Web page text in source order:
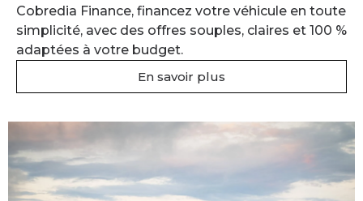
Cobredia Finance, financez votre véhicule en toute
simplicité, avec des offres souples, claires et 100 %
adaptées à votre budget.
En savoir plus